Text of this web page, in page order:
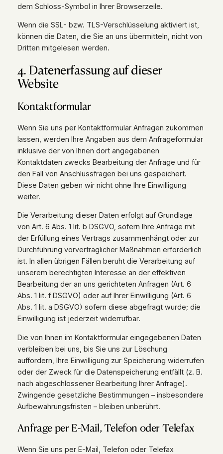
dem Schloss-Symbol in Ihrer Browserzeile.
Wenn die SSL- bzw. TLS-Verschlüsselung aktiviert ist,
können die Daten, die Sie an uns übermitteln, nicht von
Dritten mitgelesen werden.
4. Datenerfassung auf dieser
Website
Kontaktformular
Wenn Sie uns per Kontaktformular Anfragen zukommen
lassen, werden Ihre Angaben aus dem Anfrageformular
inklusive der von Ihnen dort angegebenen
Kontaktdaten zwecks Bearbeitung der Anfrage und für
den Fall von Anschlussfragen bei uns gespeichert.
Diese Daten geben wir nicht ohne Ihre Einwilligung
weiter.
Die Verarbeitung dieser Daten erfolgt auf Grundlage
von Art. 6 Abs. 1 lit. b DSGVO, sofern Ihre Anfrage mit
der Erfüllung eines Vertrags zusammenhängt oder zur
Durchführung vorvertraglicher Maßnahmen erforderlich
ist. In allen übrigen Fällen beruht die Verarbeitung auf
unserem berechtigten Interesse an der effektiven
Bearbeitung der an uns gerichteten Anfragen (Art. 6
Abs. 1 lit. f DSGVO) oder auf Ihrer Einwilligung (Art. 6
Abs. 1 lit. a DSGVO) sofern diese abgefragt wurde; die
Einwilligung ist jederzeit widerrufbar.
Die von Ihnen im Kontaktformular eingegebenen Daten
verbleiben bei uns, bis Sie uns zur Löschung
auffordern, Ihre Einwilligung zur Speicherung widerrufen
oder der Zweck für die Datenspeicherung entfällt (z. B.
nach abgeschlossener Bearbeitung Ihrer Anfrage).
Zwingende gesetzliche Bestimmungen – insbesondere
Aufbewahrungsfristen – bleiben unberührt.
Anfrage per E-Mail, Telefon oder Telefax
Wenn Sie uns per E-Mail, Telefon oder Telefax